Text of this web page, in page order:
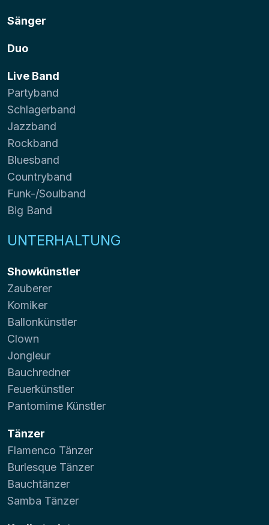
Sänger
Duo
Live Band
Partyband
Schlagerband
Jazzband
Rockband
Bluesband
Countryband
Funk-/Soulband
Big Band
UNTERHALTUNG
Showkünstler
Zauberer
Komiker
Ballonkünstler
Clown
Jongleur
Bauchredner
Feuerkünstler
Pantomime Künstler
Tänzer
Flamenco Tänzer
Burlesque Tänzer
Bauchtänzer
Samba Tänzer